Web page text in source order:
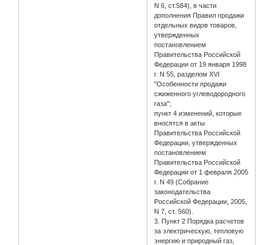
N 6, ст.584), в части
дополнения Правил продажи
отдельных видов товаров,
утвержденных
постановлением
Правительства Российской
Федерации от 19 января 1998
г. N 55, разделом XVI
"Особенности продажи
сжиженного углеводородного
газа";
пункт 4 изменений, которые
вносятся в акты
Правительства Российской
Федерации, утвержденных
постановлением
Правительства Российской
Федерации от 1 февраля 2005
г. N 49 (Собрание
законодательства
Российской Федерации, 2005,
N 7, ст. 560).
3. Пункт 2 Порядка расчетов
за электрическую, тепловую
энергию и природный газ,